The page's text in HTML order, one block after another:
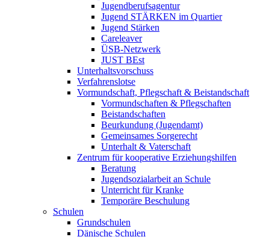
Jugendberufsagentur
Jugend STÄRKEN im Quartier
Jugend Stärken
Careleaver
ÜSB-Netzwerk
JUST BEst
Unterhaltsvorschuss
Verfahrenslotse
Vormundschaft, Pflegschaft & Beistandschaft
Vormundschaften & Pflegschaften
Beistandschaften
Beurkundung (Jugendamt)
Gemeinsames Sorgerecht
Unterhalt & Vaterschaft
Zentrum für kooperative Erziehungshilfen
Beratung
Jugendsozialarbeit an Schule
Unterricht für Kranke
Temporäre Beschulung
Schulen
Grundschulen
Dänische Schulen